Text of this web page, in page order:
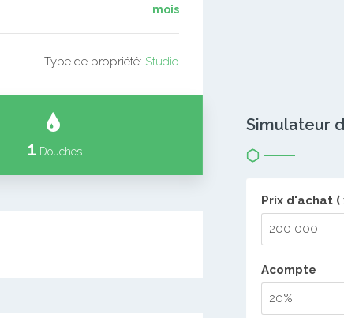
mois
Type de propriété: Studio
1 Douches
Simulateur
Prix d'achat (
Acompte